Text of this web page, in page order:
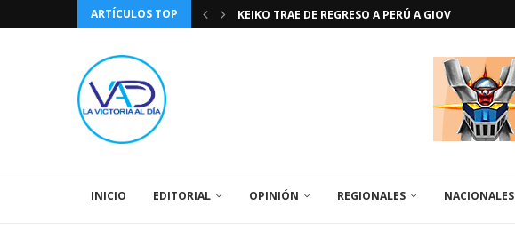
ARTÍCULOS TOP
KEIKO TRAE DE REGRESO A PERÚ A GIOVANNA
INICIO EDITORIAL OPINIÓN REGIONALES NACIONALES